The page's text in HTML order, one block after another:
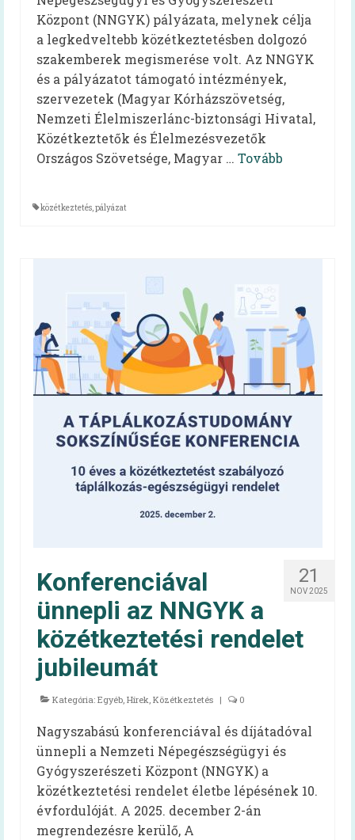
Oktatóvideó, általános iskolásoknak
Iskolabüfé
Cikkek
Tankonyha
Rólunk
Munkatársak
Központ (NNGYK) pályázata, melynek célja
a legkedveltebb közétkeztetésben dolgozó
szakemberek megismerése volt. Az NNGYK
és a pályázatot támogató intézmények,
szervezetek (Magyar Kórházszövetség,
Nemzeti Élelmiszerlánc-biztonsági Hivatal,
Közétkeztetők és Élelmezésvezetők
Országos Szövetsége, Magyar … Tovább
közétkeztetés,pályázat
21
NOV 2025
Konferenciával
ünnepli az NNGYK a
közétkeztetési rendelet
jubileumát
Kategória: Egyéb, Hírek, Közétkeztetés | 0
Nagyszabású konferenciával és díjátadóval
ünnepli a Nemzeti Népegészségügyi és
Gyógyszerészeti Központ (NNGYK) a
közétkeztetési rendelet életbe lépésének 10.
évfordulóját. A 2025. december 2-án
megrendezésre kerülő, A